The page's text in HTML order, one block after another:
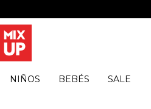
NIÑOS BEBÉS SALE